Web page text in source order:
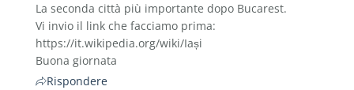
La seconda città più importante dopo Bucarest.
Vi invio il link che facciamo prima:
https://it.wikipedia.org/wiki/Iași
Buona giornata
Rispondere